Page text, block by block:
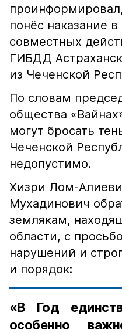
понёс наказание в
совместных
ГИБДД
из Чеченской
По словам
общества
могут бросать
Чеченской
недопустимо.
Хизри Лом-
Мухадинович
землякам,
области, с
нарушений и
и порядок:
«В Год
особенно